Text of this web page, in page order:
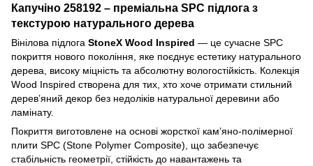
Капучіно 258192 – преміальна SPC підлога з
текстурою натурального дерева
Вінілова підлога StoneX Wood Inspired — це сучасне SPC
покриття нового покоління, яке поєднує естетику натурального
дерева, високу міцність та абсолютну вологостійкість. Колекція
Wood Inspired створена для тих, хто хоче отримати стильний
дерев’яний декор без недоліків натуральної деревини або
ламінату.
Покриття виготовлене на основі жорсткої кам’яно-полімерної
плити SPC (Stone Polymer Composite), що забезпечує
стабільність геометрії, стійкість до навантажень та